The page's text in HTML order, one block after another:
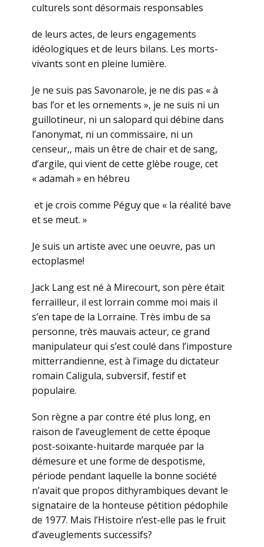
culturels sont désormais responsables
de leurs actes, de leurs engagements
idéologiques et de leurs bilans. Les morts-
vivants sont en pleine lumière.
Je ne suis pas Savonarole, je ne dis pas « à
bas l’or et les ornements », je ne suis ni un
guillotineur, ni un salopard qui débine dans
l’anonymat, ni un commissaire, ni un
censeur,, mais un être de chair et de sang,
d’argile, qui vient de cette glèbe rouge, cet
« adamah » en hébreu
et je crois comme Péguy que « la réalité bave
et se meut. »
Je suis un artiste avec une oeuvre, pas un
ectoplasme!
Jack Lang est né à Mirecourt, son père était
ferrailleur, il est lorrain comme moi mais il
s’en tape de la Lorraine. Très imbu de sa
personne, très mauvais acteur, ce grand
manipulateur qui s’est coulé dans l’imposture
mitterrandienne, est à l’image du dictateur
romain Caligula, subversif, festif et
populaire.
Son règne a par contre été plus long, en
raison de l’aveuglement de cette époque
post-soixante-huitarde marquée par la
démesure et une forme de despotisme,
période pendant laquelle la bonne société
n’avait que propos dithyrambiques devant le
signataire de la honteuse pétition pédophile
de 1977. Mais l’Histoire n’est-elle pas le fruit
d’aveuglements successifs?